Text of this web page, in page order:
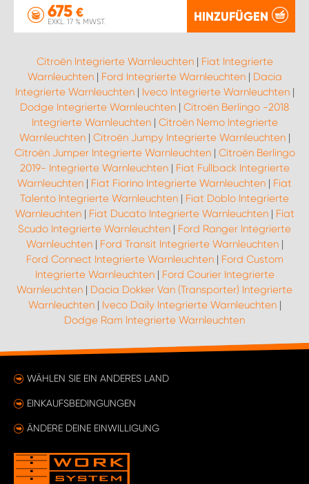
675 €
EXKL. 17 % MWST. HINZUFÜGEN
Citroën Integrierte Warnleuchten| Fiat Integrierte
Warnleuchten| Ford Integrierte Warnleuchten| Dacia
Integrierte Warnleuchten| Iveco Integrierte Warnleuchten|
Dodge Integrierte Warnleuchten | Citroën Berlingo -2018
Integrierte Warnleuchten| Citroën Nemo Integrierte
Warnleuchten| Citroën Jumpy Integrierte Warnleuchten|
Citroën Jumper Integrierte Warnleuchten| Citroën Berlingo
2019- Integrierte Warnleuchten| Fiat Fullback Integrierte
Warnleuchten | Fiat Fiorino Integrierte Warnleuchten | Fiat
Talento Integrierte Warnleuchten | Fiat Doblo Integrierte
Warnleuchten| Fiat Ducato Integrierte Warnleuchten| Fiat
Scudo Integrierte Warnleuchten | Ford Ranger Integrierte
Warnleuchten| Ford Transit Integrierte Warnleuchten|
Ford Connect Integrierte Warnleuchten| Ford Custom
Integrierte Warnleuchten| Ford Courier Integrierte
Warnleuchten | Dacia Dokker Van (Transporter) Integrierte
Warnleuchten| Iveco Daily Integrierte Warnleuchten|
Dodge Ram Integrierte Warnleuchten
WÄHLEN SIE EIN ANDERES LAND
EINKAUFSBEDINGUNGEN
ÄNDERE DEINE EINWILLIGUNG